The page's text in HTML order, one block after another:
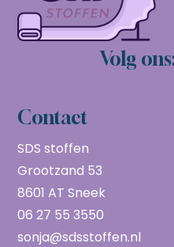
Volg
Contact
SDS stoffen
Grootzand 53
8601 AT Sneek
06 27 55 3550
sonja@sdsstoffen.nl